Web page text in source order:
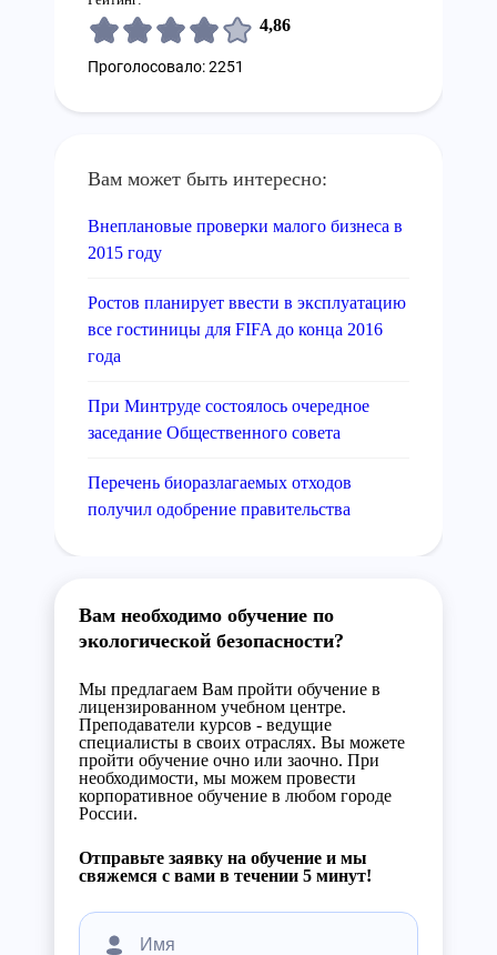
4,86
Проголосовало: 2251
Вам может быть интересно:
Внеплановые проверки малого бизнеса в
2015 году
Ростов планирует ввести в эксплуатацию
все гостиницы для FIFA до конца 2016
года
При Минтруде состоялось очередное
заседание Общественного совета
Перечень биоразлагаемых отходов
получил одобрение правительства
Вам необходимо обучение по
экологической безопасности?
Мы предлагаем Вам пройти обучение в
лицензированном учебном центре.
Преподаватели курсов - ведущие
специалисты в своих отраслях. Вы можете
пройти обучение очно или заочно. При
необходимости, мы можем провести
корпоративное обучение в любом городе
России.
Отправьте заявку на обучение и мы
свяжемся с вами в течении 5 минут!